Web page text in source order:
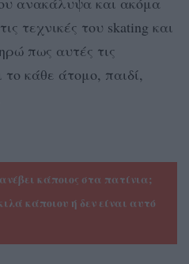
τεχνικές του skating και
πως αυτές τις
κάθε άτομο, παιδί,
κάποιος στα πατίνια;
κάποιου ή δεν είναι αυτό